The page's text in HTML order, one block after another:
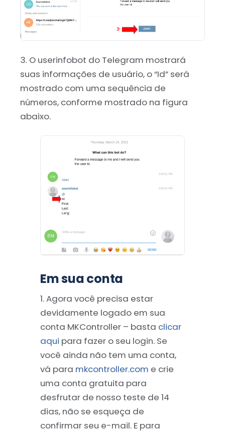
3. O userinfobot do Telegram mostrará
suas informações de usuário, o “Id” será
mostrado com uma sequência de
números, conforme mostrado na figura
abaixo.
Em sua conta
1. Agora você precisa estar
devidamente logado em sua
conta MKController – basta clicar
aqui para fazer o seu login. Se
você ainda não tem uma conta,
vá para mkcontroller.com e crie
uma conta gratuita para
desfrutar de nosso teste de 14
dias, não se esqueça de
confirmar seu e-mail. E para